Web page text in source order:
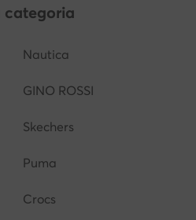
categoria
Nautica
GINO ROSSI
Skechers
Puma
Crocs